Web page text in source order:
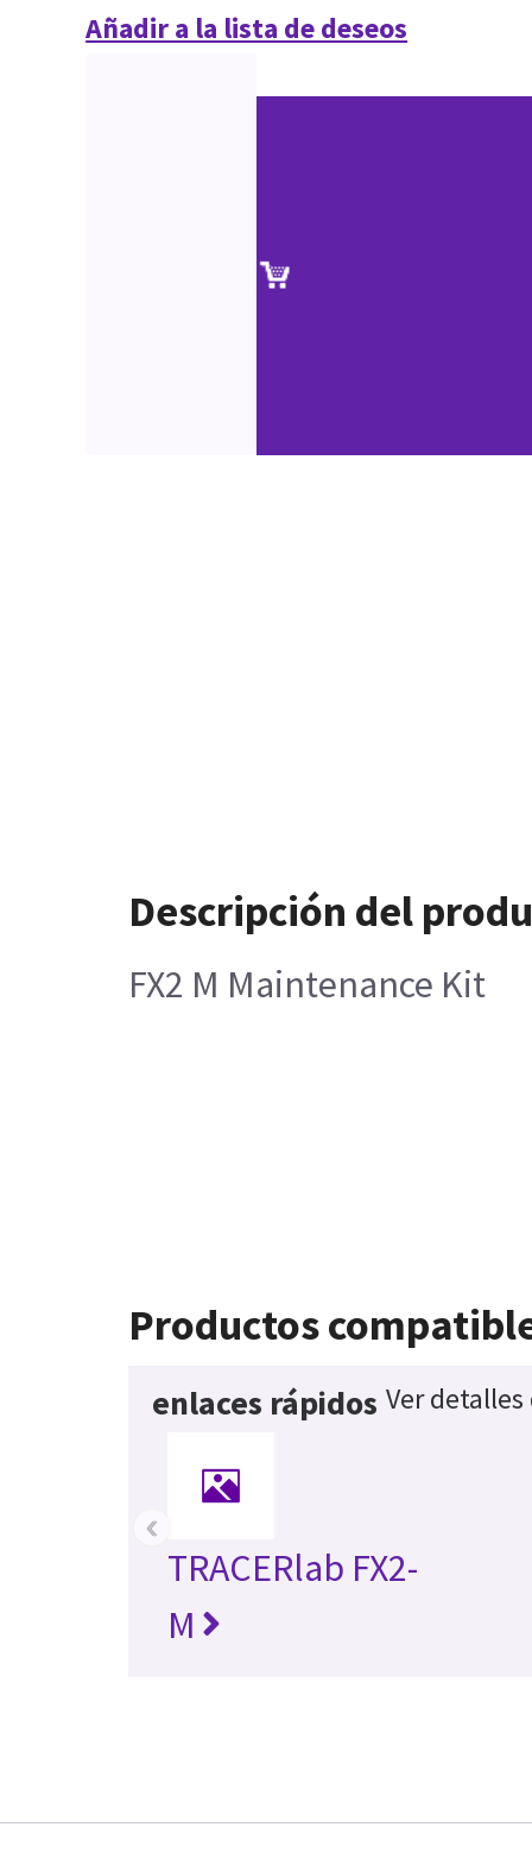
Añadir a la lista de deseos
Descripción del
FX2 M Maintenance Kit
Productos
enlaces rápidos Ver
TRACERlab FX2-
M
‹